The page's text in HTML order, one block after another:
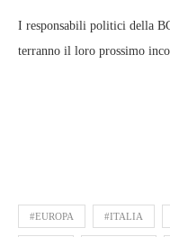
I responsabili politici della
terranno il loro prossimo
#EUROPA #ITALIA